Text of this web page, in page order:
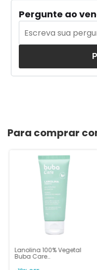
Pergunte ao
Para comprar
Lanolina 100% Vegetal
Buba Care